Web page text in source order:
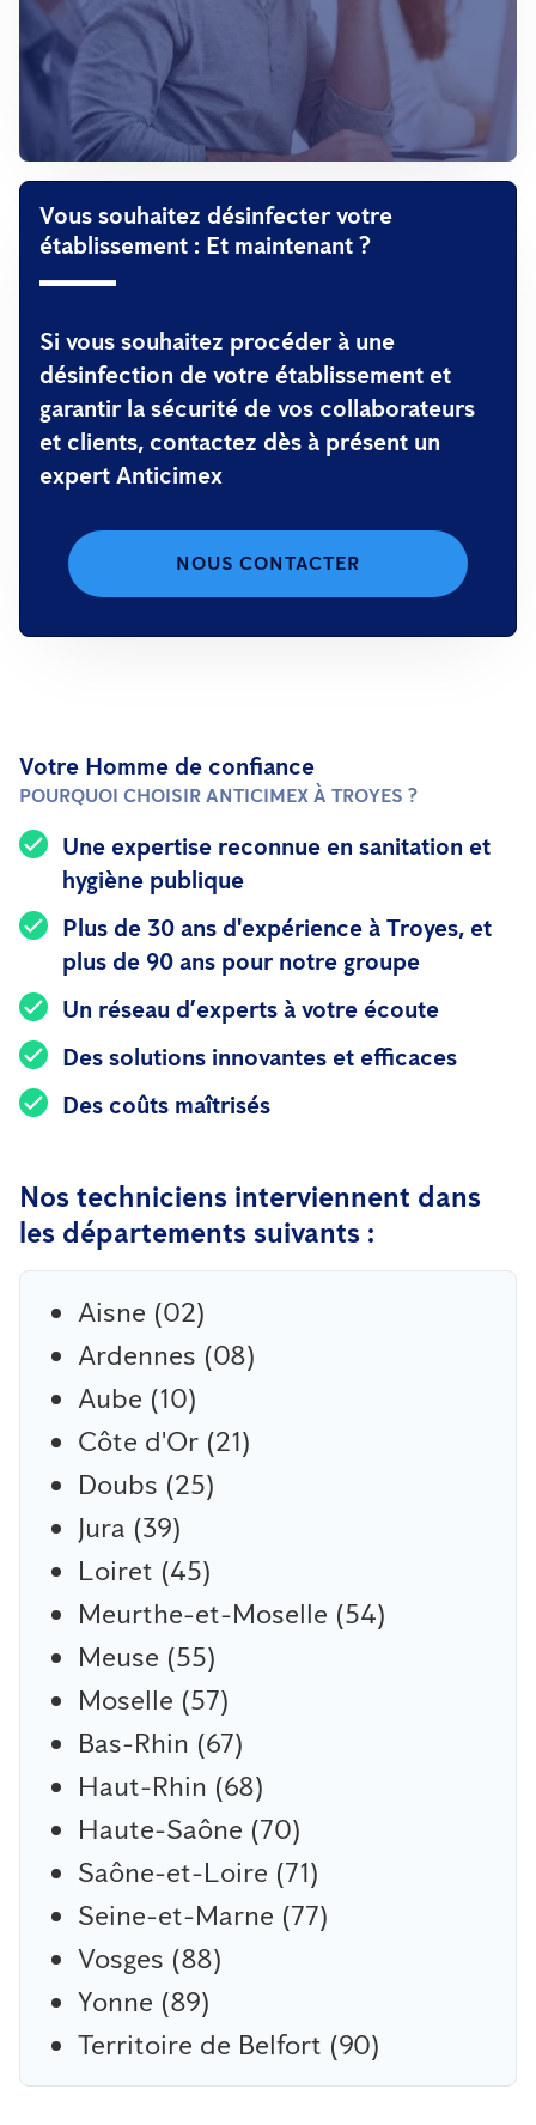
Vous souhaitez désinfecter votre
établissement : Et maintenant ?
Si vous souhaitez procéder à une
désinfection de votre établissement et
garantir la sécurité de vos collaborateurs
et clients, contactez dès à présent un
expert Anticimex
NOUS CONTACTER
Votre Homme de confiance
POURQUOI CHOISIR ANTICIMEX À TROYES ?
Une expertise reconnue en sanitation et
hygiène publique
Plus de 30 ans d'expérience à Troyes, et
plus de 90 ans pour notre groupe
Un réseau d’experts à votre écoute
Des solutions innovantes et efficaces
Des coûts maîtrisés
Nos techniciens interviennent dans
les départements suivants :
Aisne (02)
Ardennes (08)
Aube (10)
Côte d'Or (21)
Doubs (25)
Jura (39)
Loiret (45)
Meurthe-et-Moselle (54)
Meuse (55)
Moselle (57)
Bas-Rhin (67)
Haut-Rhin (68)
Haute-Saône (70)
Saône-et-Loire (71)
Seine-et-Marne (77)
Vosges (88)
Yonne (89)
Territoire de Belfort (90)